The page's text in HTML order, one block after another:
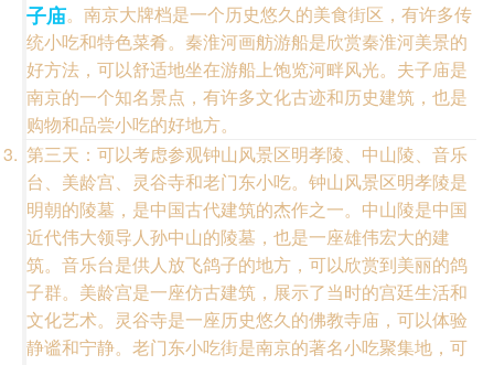
子庙。南京大牌档是一个历史悠久的美食街区，有许多传
统小吃和特色菜肴。秦淮河画舫游船是欣赏秦淮河美景的
好方法，可以舒适地坐在游船上饱览河畔风光。夫子庙是
南京的一个知名景点，有许多文化古迹和历史建筑，也是
购物和品尝小吃的好地方。
第三天：可以考虑参观钟山风景区明孝陵、中山陵、音乐
台、美龄宫、灵谷寺和老门东小吃。钟山风景区明孝陵是
明朝的陵墓，是中国古代建筑的杰作之一。中山陵是中国
近代伟大领导人孙中山的陵墓，也是一座雄伟宏大的建
筑。音乐台是供人放飞鸽子的地方，可以欣赏到美丽的鸽
子群。美龄宫是一座仿古建筑，展示了当时的宫廷生活和
文化艺术。灵谷寺是一座历史悠久的佛教寺庙，可以体验
静谧和宁静。老门东小吃街是南京的著名小吃聚集地，可